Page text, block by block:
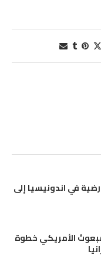
في اندونيسيا إلى
الأمريكي خطوة